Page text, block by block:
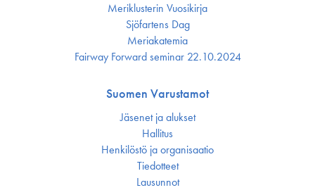
Meriklusterin Vuosikirja
Sjöfartens Dag
Meriakatemia
Fairway Forward seminar 22.10.2024
Suomen Varustamot
Jäsenet ja alukset
Hallitus
Henkilöstö ja organisaatio
Tiedotteet
Lausunnot